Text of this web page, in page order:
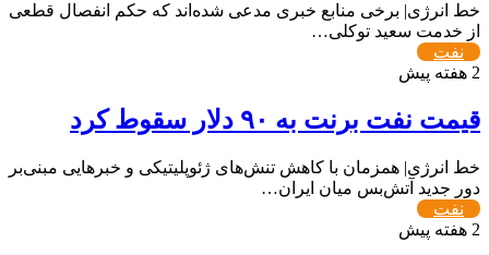
خط انرژی| برخی منابع خبری مدعی شده‌اند که حکم انفصال قطعی
از خدمت ‌سعید توکلی⁩…
نفت
2 هفته پیش
قیمت نفت برنت به ۹۰ دلار سقوط کرد
خط انرژی| همزمان با کاهش تنش‌های ژئوپلیتیکی و خبرهایی مبنی‌بر
دور جدید آتش‌بس میان ایران…
نفت
2 هفته پیش